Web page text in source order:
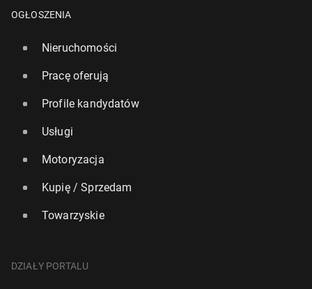
OGŁOSZENIA
Nieruchomości
Pracę oferują
Profile kandydatów
Usługi
Motoryzacja
Kupię / Sprzedam
Towarzyskie
DZIAŁY PORTALU